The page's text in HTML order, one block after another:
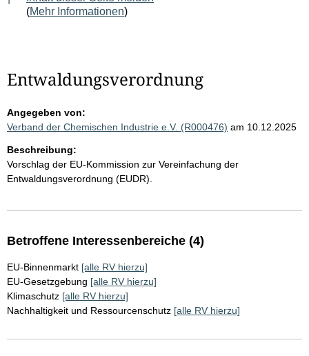
(Mehr Informationen)
Entwaldungsverordnung
Angegeben von:
Verband der Chemischen Industrie e.V. (R000476) am 10.12.2025
Beschreibung:
Vorschlag der EU-Kommission zur Vereinfachung der
Entwaldungsverordnung (EUDR).
Betroffene Interessenbereiche (4)
EU-Binnenmarkt [alle RV hierzu]
EU-Gesetzgebung [alle RV hierzu]
Klimaschutz [alle RV hierzu]
Nachhaltigkeit und Ressourcenschutz [alle RV hierzu]